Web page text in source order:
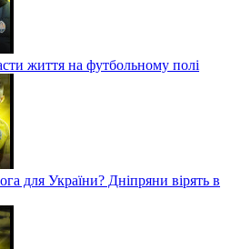
знову шокує ПСЖ і
життя на футбольному полі